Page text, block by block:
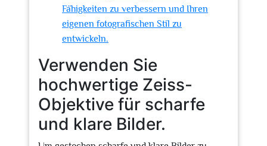
Fähigkeiten zu verbessern und Ihren
eigenen fotografischen Stil zu
entwickeln.
Verwenden Sie
hochwertige Zeiss-
Objektive für scharfe
und klare Bilder.